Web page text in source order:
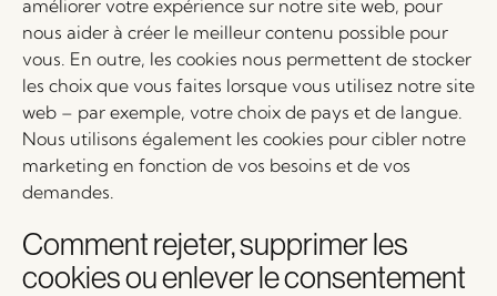
améliorer votre expérience sur notre site web, pour
nous aider à créer le meilleur contenu possible pour
vous. En outre, les cookies nous permettent de stocker
les choix que vous faites lorsque vous utilisez notre site
web – par exemple, votre choix de pays et de langue.
Nous utilisons également les cookies pour cibler notre
marketing en fonction de vos besoins et de vos
demandes.
Comment rejeter, supprimer les
cookies ou enlever le consentement